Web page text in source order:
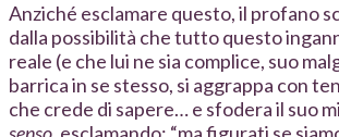
Anziché esclamare questo, il profano
dalla possibilità che tutto questo
reale (e che lui ne sia complice, suo
barrica in se stesso, si aggrappa con
che crede di sapere… e sfodera il suo